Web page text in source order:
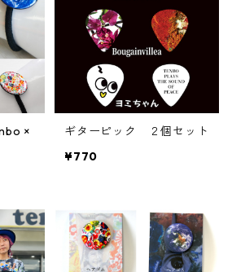
×
ギターピック ２個セット
¥770